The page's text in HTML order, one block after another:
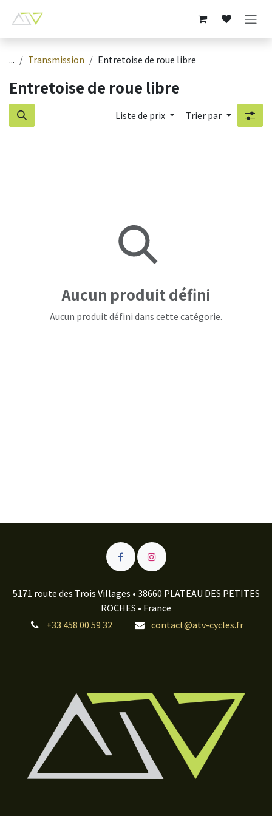
... Transmission Entretoise de roue libre
Entretoise de roue libre
Liste de prix Trier par
Aucun produit défini
Aucun produit défini dans cette catégorie.
5171 route des Trois Villages • 38660 PLATEAU DES PETITES
ROCHES • France
+33 458 00 59 32
contact@atv-cycles.fr